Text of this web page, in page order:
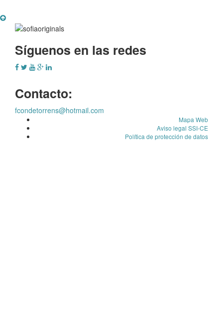
Síguenos en las redes
Contacto:
fcondetorrens@hotmail.com
Mapa Web
Aviso legal SSI-CE
Política de protección de datos